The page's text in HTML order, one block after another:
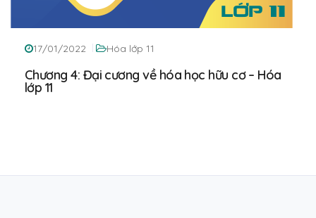
17/01/2022 Hóa lớp 11
Chương 4: Đại cương về hóa học hữu cơ – Hóa
lớp 11